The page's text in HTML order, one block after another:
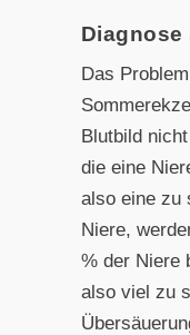
Das
Blutbild
die eine
also eine zu
Niere,
% der Niere
also viel zu